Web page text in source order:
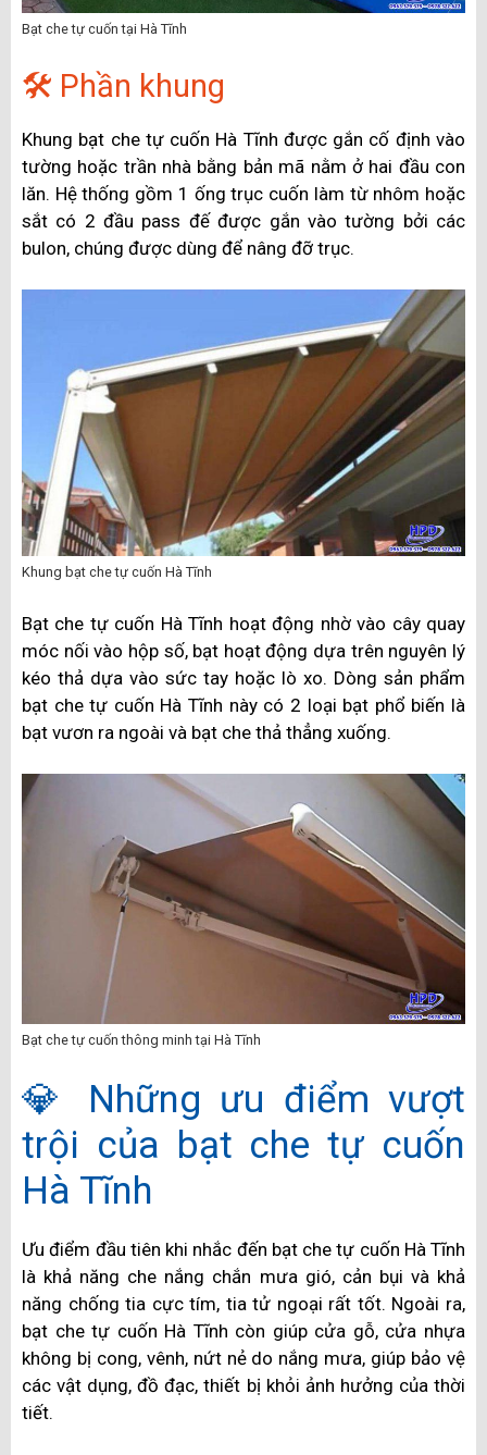
Bạt che tự cuốn tại Hà Tĩnh
🛠️ Phần khung
Khung bạt che tự cuốn Hà Tĩnh được gắn cố định vào
tường hoặc trần nhà bằng bản mã nằm ở hai đầu con
lăn. Hệ thống gồm 1 ống trục cuốn làm từ nhôm hoặc
sắt có 2 đầu pass đế được gắn vào tường bởi các
bulon, chúng được dùng để nâng đỡ trục.
Khung bạt che tự cuốn Hà Tĩnh
Bạt che tự cuốn Hà Tĩnh hoạt động nhờ vào cây quay
móc nối vào hộp số, bạt hoạt động dựa trên nguyên lý
kéo thả dựa vào sức tay hoặc lò xo. Dòng sản phẩm
bạt che tự cuốn Hà Tĩnh này có 2 loại bạt phổ biến là
bạt vươn ra ngoài và bạt che thả thẳng xuống.
Bạt che tự cuốn thông minh tại Hà Tĩnh
💎 Những ưu điểm vượt
trội của bạt che tự cuốn
Hà Tĩnh
Ưu điểm đầu tiên khi nhắc đến bạt che tự cuốn Hà Tĩnh
là khả năng che nắng chắn mưa gió, cản bụi và khả
năng chống tia cực tím, tia tử ngoại rất tốt. Ngoài ra,
bạt che tự cuốn Hà Tĩnh còn giúp cửa gỗ, cửa nhựa
không bị cong, vênh, nứt nẻ do nắng mưa, giúp bảo vệ
các vật dụng, đồ đạc, thiết bị khỏi ảnh hưởng của thời
tiết.